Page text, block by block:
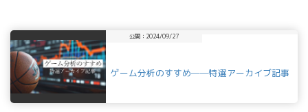
公開：2024/09/27
ゲーム分析のすすめ──特選アーカイブ記事